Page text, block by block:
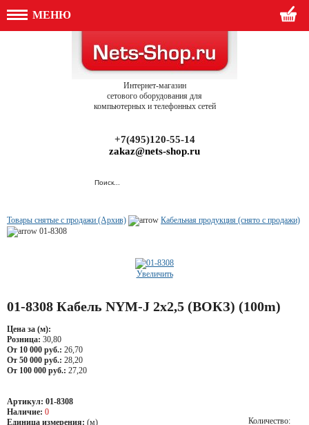
МЕНЮ
Интернет-магазин
сетового оборудования для
компьютерных и телефонных сетей
+7(495)120-55-14
zakaz@nets-shop.ru
Товары снятые с продажи (Архив)
Кабельная продукция (снято с продажи)
01-8308
Увеличить
01-8308 Кабель NYM-J 2х2,5 (ВОКЗ) (100m)
Цена за (м):
Розница: 30,80
От 10 000 руб.: 26,70
От 50 000 руб.: 28,20
От 100 000 руб.: 27,20
Артикул: 01-8308
Наличие: 0
Единица измерения: (м)
Количество: